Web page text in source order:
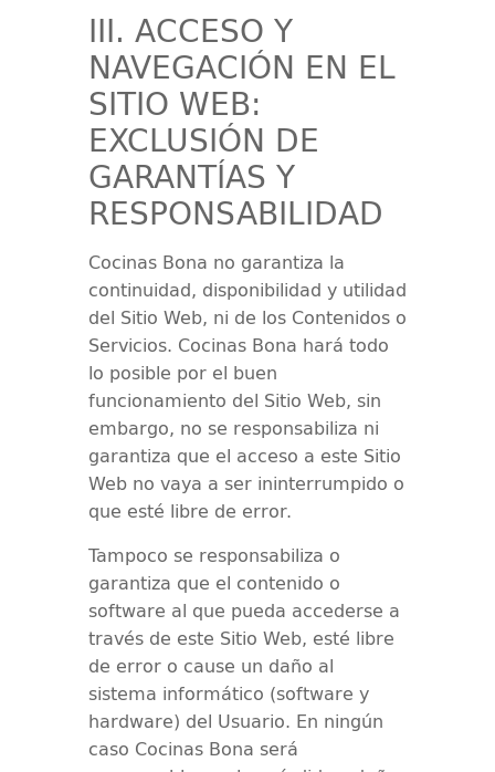
III. ACCESO Y
NAVEGACIÓN EN EL
SITIO WEB:
EXCLUSIÓN DE
GARANTÍAS Y
RESPONSABILIDAD
Cocinas Bona no garantiza la
continuidad, disponibilidad y utilidad
del Sitio Web, ni de los Contenidos o
Servicios. Cocinas Bona hará todo
lo posible por el buen
funcionamiento del Sitio Web, sin
embargo, no se responsabiliza ni
garantiza que el acceso a este Sitio
Web no vaya a ser ininterrumpido o
que esté libre de error.
Tampoco se responsabiliza o
garantiza que el contenido o
software al que pueda accederse a
través de este Sitio Web, esté libre
de error o cause un daño al
sistema informático (software y
hardware) del Usuario. En ningún
caso Cocinas Bona será